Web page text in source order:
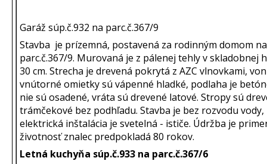
Garáž súp.č.932 na parc.č.367/9
Stavba je prízemná, postavená za rodinným domom na
parc.č.367/9. Murovaná je z pálenej tehly v skladobnej
30 cm. Strecha je drevená pokrytá z AZC vlnovkami,
vnútorné omietky sú vápenné hladké, podlaha je
nie sú osadené, vráta sú drevené latové. Stropy sú
trámčekové bez podhľadu. Stavba je bez rozvodu
elektrická inštalácia je svetelná - ističe. Údržba je
životnosť znalec predpokladá 80 rokov.
Letná kuchyňa súp.č.933 na parc.č.367/6